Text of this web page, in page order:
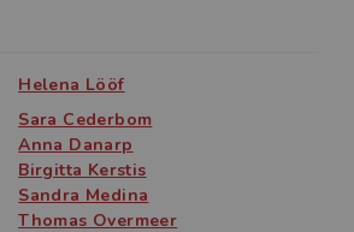
hand till studenter på
även studenter inom fysioterapi
ha stor nytta av bokens innehåll.
av andra professioner, liksom av
vidareutbildningar som berör
Helena Lööf
Sara Cederbom
Anna Danarp
Birgitta Kerstis
Sandra Medina
Thomas Overmeer